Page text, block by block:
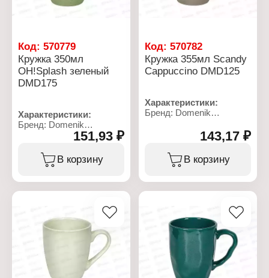
Код: 570779
Кружка 350мл
ОН!Splash зеленый
DMD175
Характеристики:
Бренд: Domenik
Артикул: DMD175
Коллекция: "Oh!splash"
Тип товара: Кружка
Цвет: зеленый
Материал: керамика
Объем: 350 мл
151,93 ₽
В корзину
Код:570782
Кружка 355мл Scandy
Cappuccino DMD125
Характеристики:
Бренд: Domenik
Коллекция: "Scandy"
Тип товара: Кружка
Цвет: cappuccino
Размер: 10,5х8,4 см
мыть в посудомоечной
машине
Объем: 355 мл
143,17 ₽
В корзину